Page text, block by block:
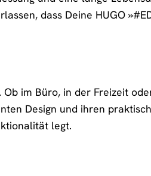
dass Deine HUGO
Ob im Büro, in der Freizeit
Design und ihren
legt.